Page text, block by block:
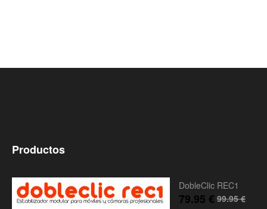
Productos
DobleClic REC1
99.95€
79.95 €